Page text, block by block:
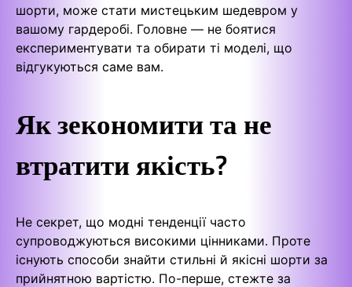
шорти, може стати мистецьким шедевром у
вашому гардеробі. Головне — не боятися
експериментувати та обирати ті моделі, що
відгукуються саме вам.
Як зекономити та не
втратити якість?
Не секрет, що модні тенденції часто
супроводжуються високими цінниками. Проте
існують способи знайти стильні й якісні шорти за
прийнятною вартістю. По-перше, стежте за